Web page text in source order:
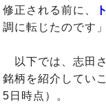
修正される前に、
調に転じたのです
以下では、志田
銘柄を紹介してい
5日時点）。